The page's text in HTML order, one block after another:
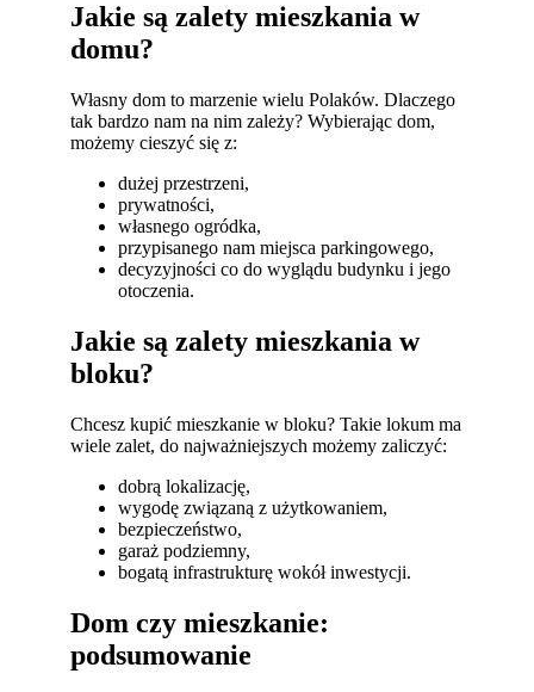
Jakie są zalety mieszkania w
domu?
Własny dom to marzenie wielu Polaków. Dlaczego
tak bardzo nam na nim zależy? Wybierając dom,
możemy cieszyć się z:
dużej przestrzeni,
prywatności,
własnego ogródka,
przypisanego nam miejsca parkingowego,
decyzyjności co do wyglądu budynku i jego
otoczenia.
Jakie są zalety mieszkania w
bloku?
Chcesz kupić mieszkanie w bloku? Takie lokum ma
wiele zalet, do najważniejszych możemy zaliczyć:
dobrą lokalizację,
wygodę związaną z użytkowaniem,
bezpieczeństwo,
garaż podziemny,
bogatą infrastrukturę wokół inwestycji.
Dom czy mieszkanie:
podsumowanie